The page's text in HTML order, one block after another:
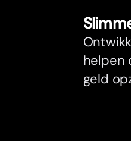
helpen
geld